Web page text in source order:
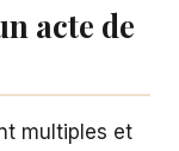
acte de
multiples et